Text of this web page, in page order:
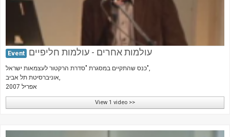
Event עולמות אחרים - עולמות חליפיים
כנס שהתקיים במסגרת "סדרת הרקטור לעצמאות ישראל",
אוניברסיטת תל אביב,
אפריל 2007
View 1 video >>